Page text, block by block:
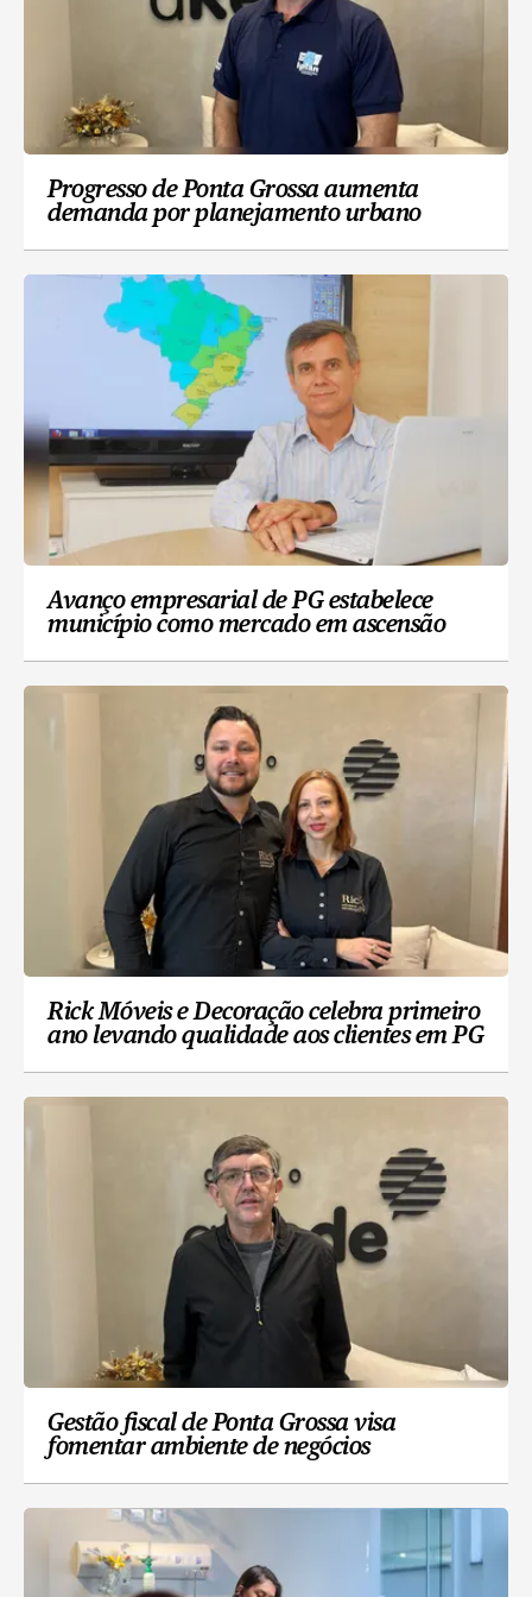
Progresso de Ponta Grossa aumenta
demanda por planejamento urbano
Avanço empresarial de PG estabelece
município como mercado em ascensão
Rick Móveis e Decoração celebra primeiro
ano levando qualidade aos clientes em PG
Gestão fiscal de Ponta Grossa visa
fomentar ambiente de negócios